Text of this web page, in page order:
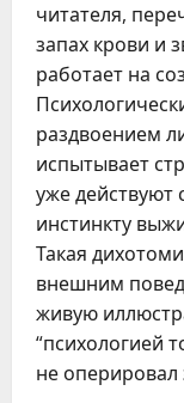
читателя,
запах крови и
работает на
раздвоением
испытывает
уже действуют
инстинкту
Такая
внешним
живую
“психологией
не